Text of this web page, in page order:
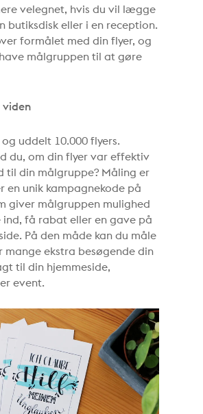
velegnet, hvis du vil lægge
butiksdisk eller i en reception.
formålet med din flyer, og
målgruppen til at gøre
viden
uddelt 10.000 flyers.
du, om din flyer var effektiv
til din målgruppe? Måling er
en unik kampagnekode på
giver målgruppen mulighed
få rabat eller en gave på
På den måde kan du måle
mange ekstra besøgende din
til din hjemmeside,
event.